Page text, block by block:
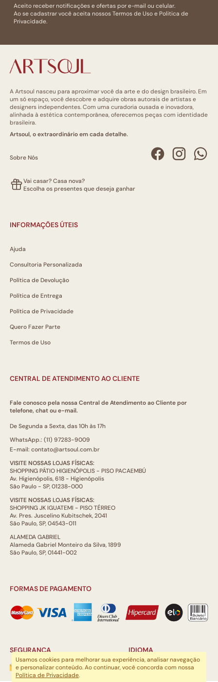
Aceito receber notificações e ofertas por e-mail ou celular.
Ao se cadastrar você aceita nossosTermos de Usoe Politica de
Privacidade.
A Artsoul nasceu para aproximar você da arte e do design brasileiro. Em
um só espaço, você descobre e adquire obras autorais de artistas e
designers independentes. Com uma curadoria ousada e inovadora,
alinhada à estética contemporânea, oferecemos peças com identidade
brasileira.
Artsoul, o extraordinário em cada detalhe.
Sobre Nós
Vai casar? Casa nova?
Escolha os presentes que deseja ganhar
INFORMAÇÕES ÚTEIS
Ajuda
Consultoria Personalizada
Política de Devolução
Política de Entrega
Política de Privacidade
Quero Fazer Parte
Termos de Uso
CENTRAL DE ATENDIMENTO AO CLIENTE
Fale conosco pela nossa Central de Atendimento ao Cliente por
telefone, chat ou e-mail.
De Segunda a Sexta, das 10h às 17h
WhatsApp.: (11) 97283-9009
E-mail: contato@artsoul.com.br
VISITE NOSSAS LOJAS FÍSICAS:
SHOPPING PÁTIO HIGIENÓPOLIS - PISO PACAEMBÚ
Av. Higienópolis, 618 - Higienópolis
São Paulo - SP, 01238-000
VISITE NOSSAS LOJAS FÍSICAS:
SHOPPING JK IGUATEMI - PISO TÉRREO
Av. Pres. Juscelino Kubitschek, 2041
São Paulo, SP, 04543-011
ALAMEDA GABRIEL
Alameda Gabriel Monteiro da Silva, 1899
São Paulo, SP, 01441-002
FORMAS DE PAGAMENTO
SEGURANÇA IDIOMA
Usamos cookies para melhorar sua experiência, analisar navegação
e personalizar conteúdo. Ao continuar, você concorda com nossa
Política de Privacidade.